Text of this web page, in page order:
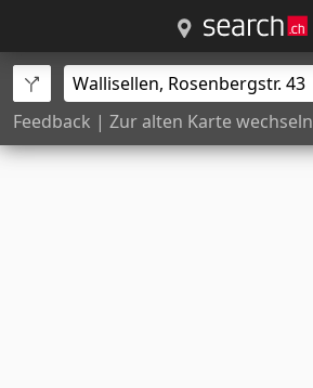
Feedback | Zur alten Karte wechseln